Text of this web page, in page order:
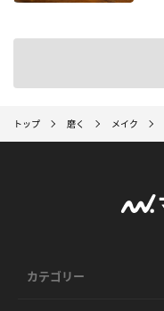
トップ 磨く メイク
カテゴリー